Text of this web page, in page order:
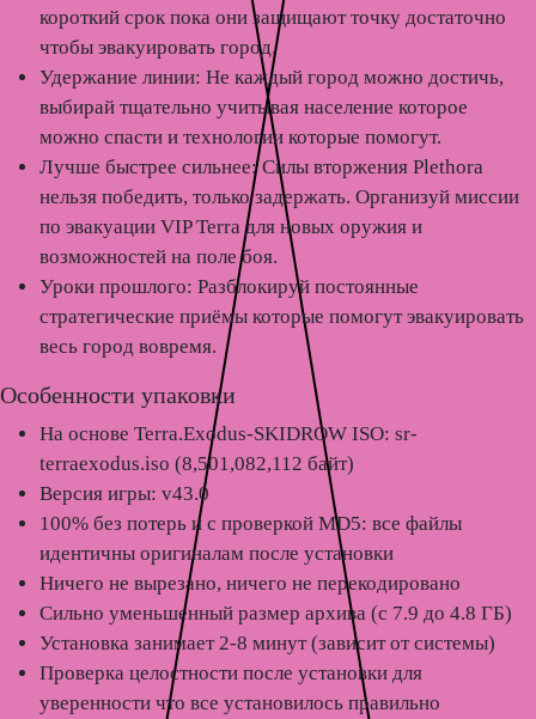
короткий срок пока они защищают точку достаточно
чтобы эвакуировать город.
Удержание линии: Не каждый город можно достичь,
выбирай тщательно учитывая население которое
можно спасти и технологии которые помогут.
Лучше быстрее сильнее:Силы вторжения Plethora
нельзя победить, только задержать. Организуй миссии
по эвакуации VIP Terra для новых оружия и
возможностей на поле боя.
Уроки прошлого: Разблокируй постоянные
стратегические приёмы которые помогут эвакуировать
весь город вовремя.
Особенности упаковки
На основе Terra.Exodus-SKIDROW ISO: sr-
terraexodus.iso (8,501,082,112 байт)
Версия игры: v43.0
100% без потерь и с проверкой MD5: все файлы
идентичны оригиналам после установки
Ничего не вырезано, ничего не перекодировано
Сильно уменьшенный размер архива (с 7.9 до 4.8 ГБ)
Установка занимает 2-8 минут (зависит от системы)
Проверка целостности после установки для
уверенности что все установилось правильно